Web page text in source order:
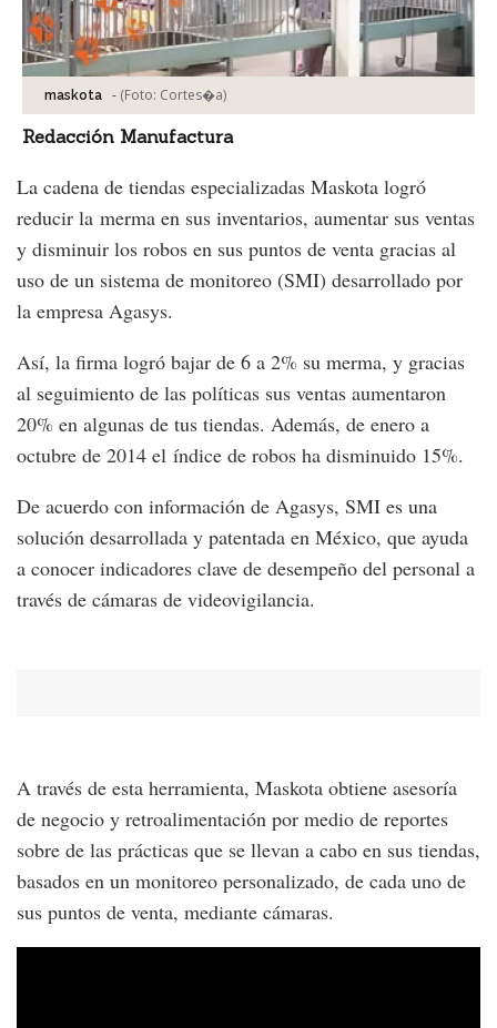
maskota - (Foto: Cortes�a)
Redacción Manufactura
La cadena de tiendas especializadas Maskota logró
reducir la merma en sus inventarios, aumentar sus ventas
y disminuir los robos en sus puntos de venta gracias al
uso de un sistema de monitoreo (SMI) desarrollado por
la empresa Agasys.
Así, la firma logró bajar de 6 a 2% su merma, y gracias
al seguimiento de las políticas sus ventas aumentaron
20% en algunas de tus tiendas. Además, de enero a
octubre de 2014 el índice de robos ha disminuido 15%.
De acuerdo con información de Agasys, SMI es una
solución desarrollada y patentada en México, que ayuda
a conocer indicadores clave de desempeño del personal a
través de cámaras de videovigilancia.
A través de esta herramienta, Maskota obtiene asesoría
de negocio y retroalimentación por medio de reportes
sobre de las prácticas que se llevan a cabo en sus tiendas,
basados en un monitoreo personalizado, de cada uno de
sus puntos de venta, mediante cámaras.